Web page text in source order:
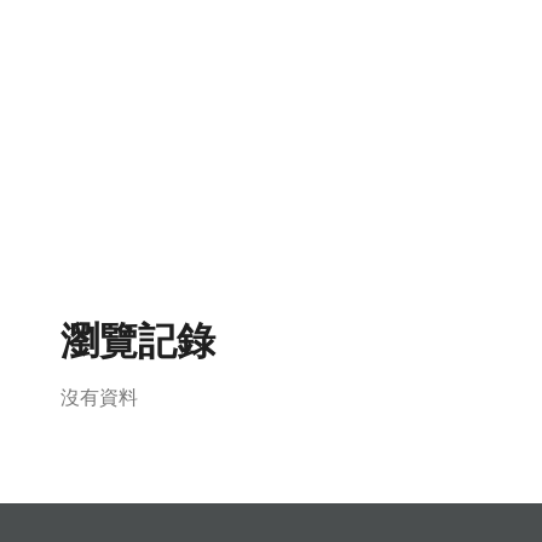
瀏覽記錄
沒有資料